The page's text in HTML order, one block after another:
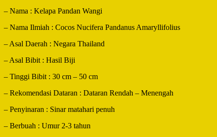
– Nama : Kelapa Pandan Wangi
– Nama Ilmiah : Cocos Nucifera Pandanus Amaryllifolius
– Asal Daerah : Negara Thailand
– Asal Bibit : Hasil Biji
– Tinggi Bibit : 30 cm – 50 cm
– Rekomendasi Dataran : Dataran Rendah – Menengah
– Penyinaran : Sinar matahari penuh
– Berbuah : Umur 2-3 tahun